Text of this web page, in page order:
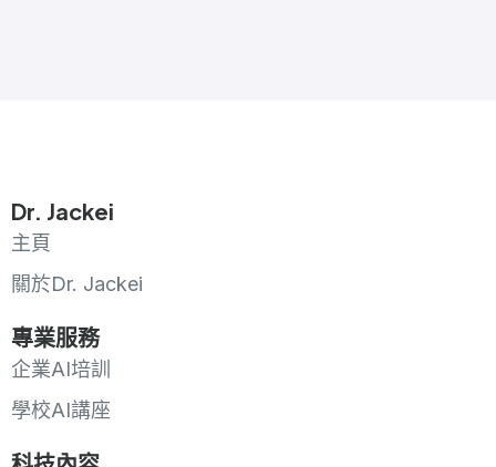
Dr. Jackei
主頁
關於Dr. Jackei
專業服務
企業AI培訓
學校AI講座